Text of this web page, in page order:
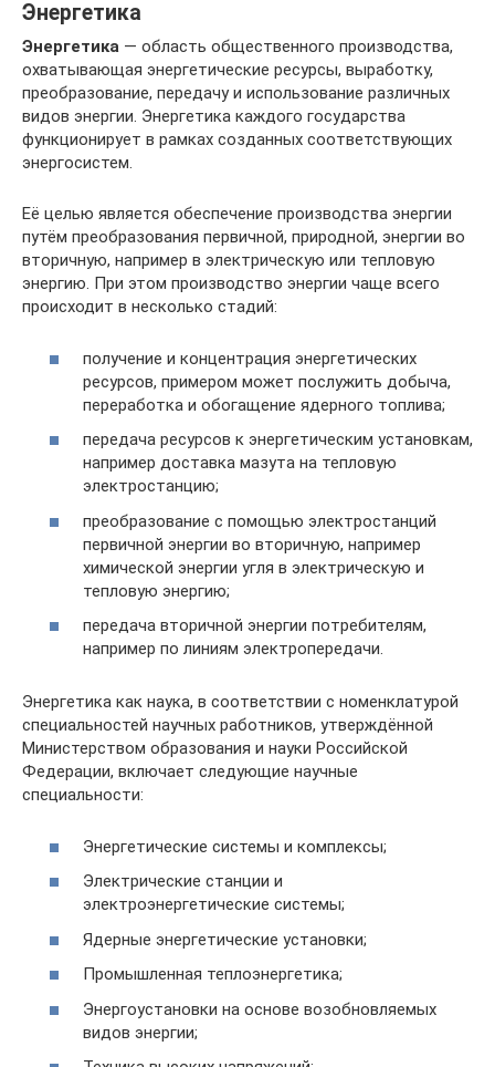
Энергетика
Энергетика — область общественного производства,
охватывающая энергетические ресурсы, выработку,
преобразование, передачу и использование различных
видов энергии. Энергетика каждого государства
функционирует в рамках созданных соответствующих
энергосистем.
Её целью является обеспечение производства энергии
путём преобразования первичной, природной, энергии во
вторичную, например в электрическую или тепловую
энергию. При этом производство энергии чаще всего
происходит в несколько стадий:
получение и концентрация энергетических
ресурсов, примером может послужить добыча,
переработка и обогащение ядерного топлива;
передача ресурсов к энергетическим установкам,
например доставка мазута на тепловую
электростанцию;
преобразование с помощью электростанций
первичной энергии во вторичную, например
химической энергии угля в электрическую и
тепловую энергию;
передача вторичной энергии потребителям,
например по линиям электропередачи.
Энергетика как наука, в соответствии с номенклатурой
специальностей научных работников, утверждённой
Министерством образования и науки Российской
Федерации, включает следующие научные
специальности:
Энергетические системы и комплексы;
Электрические станции и
электроэнергетические системы;
Ядерные энергетические установки;
Промышленная теплоэнергетика;
Энергоустановки на основе возобновляемых
видов энергии;